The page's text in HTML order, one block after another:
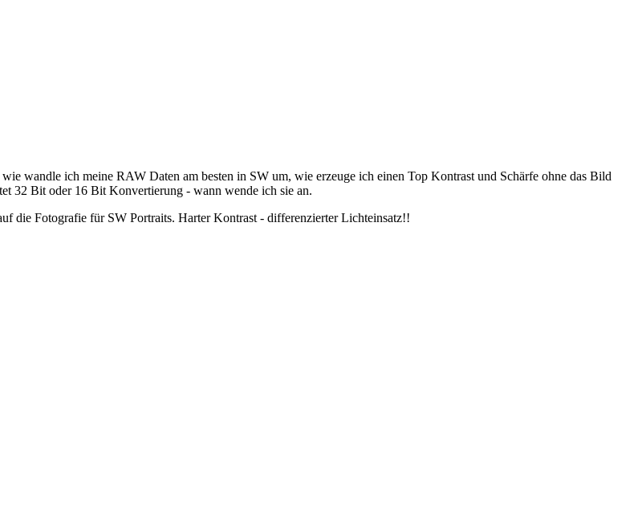
wandle ich meine RAW Daten am besten in SW um, wie erzeuge ich einen Top Kontrast und Schärfe ohne das Bild
32 Bit oder 16 Bit Konvertierung - wann wende ich sie an.
die Fotografie für SW Portraits. Harter Kontrast - differenzierter Lichteinsatz!!